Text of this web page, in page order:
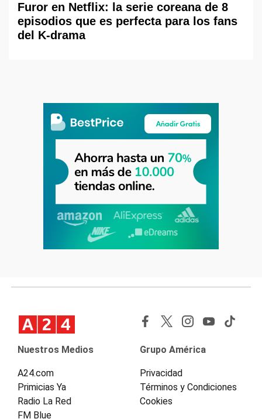
Furor en Netflix: la serie coreana de 8
episodios que es perfecta para los fans
del K-drama
Nuestros Medios
A24.com
Primicias Ya
Radio La Red
FM Blue
Grupo América
Privacidad
Términos y Condiciones
Cookies